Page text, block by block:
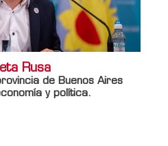
Rusa
de Buenos Aires
y política.